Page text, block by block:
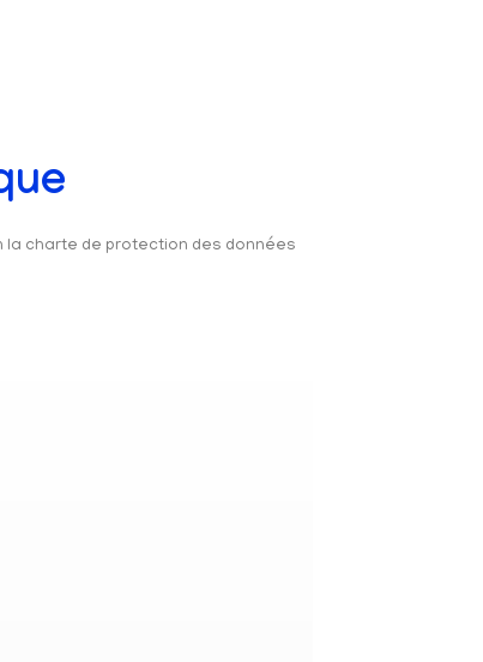
la charte de protection des données